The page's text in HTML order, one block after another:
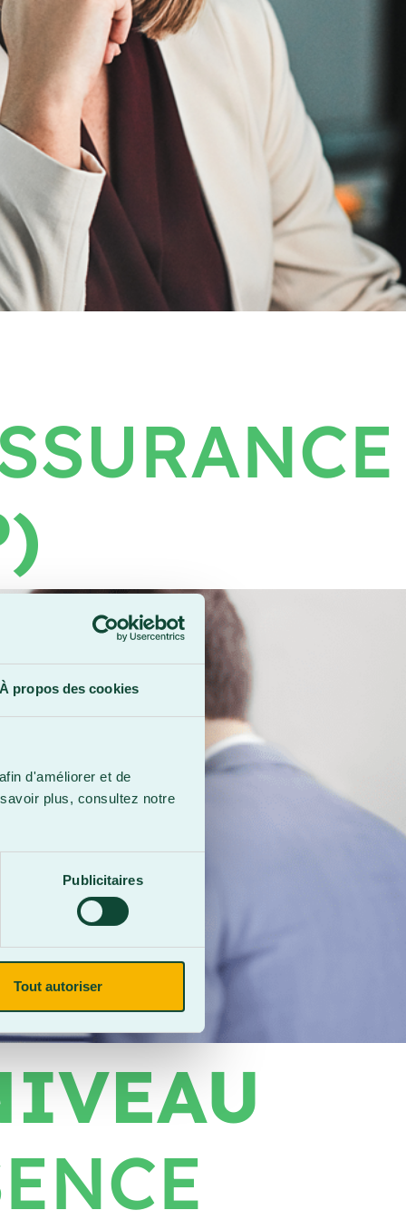
À propos des cookies
d'améliorer et de
plus, consultez notre
Publicitaires
Tout autoriser